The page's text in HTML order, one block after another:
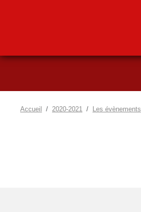
Accueil 2020-2021 Les évènements